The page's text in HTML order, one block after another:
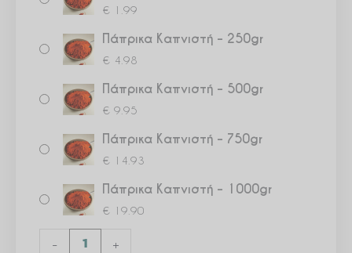
€ 1.99
Πάπρικα Καπνιστή – 250gr
€ 4.98
Πάπρικα Καπνιστή – 500gr
€ 9.95
Πάπρικα Καπνιστή – 750gr
€ 14.93
Πάπρικα Καπνιστή – 1000gr
€ 19.90
- +